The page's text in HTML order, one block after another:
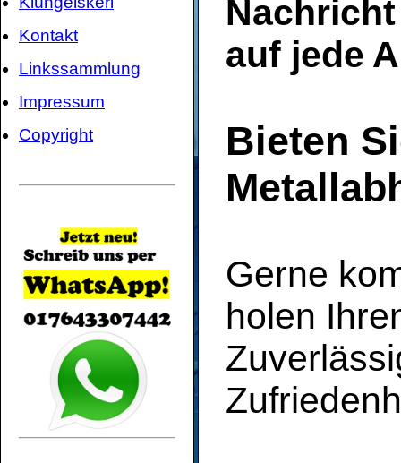
Kontakt
Linkssammlung
Impressum
Copyright
auf jede
Bieten
Gerne
holen